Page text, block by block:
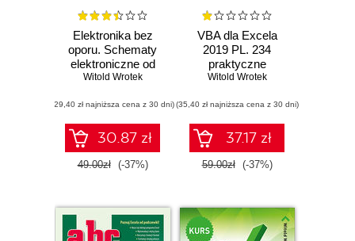
Elektronika bez
oporu. Schematy
elektroniczne od
podstaw
Witold Wrotek
(29,40 zł najniższa cena z 30 dni)
30.87 zł
49.00zł (-37%)
VBA dla Excela
2019 PL. 234
praktyczne
przykłady
Witold Wrotek
(35,40 zł najniższa cena z 30 dni)
37.17 zł
59.00zł (-37%)